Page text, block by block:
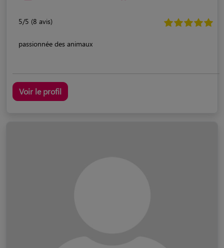
5/5 (8 avis)
passionnée des animaux
Voir le profil